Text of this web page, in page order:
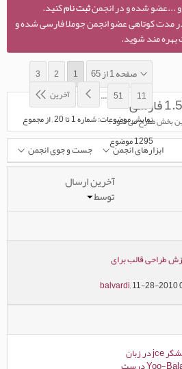
و ...عضو شده و در انجمنثبت نامکنید.
مدت کوتاهی عضو انجمن جوملا فارسی شده و
بهره مند شوید.
صفحه 1 از 65 1
2
3
11
51
...
آخرین
نمایش موضوعات: شماره 1 تا 20 , از مجموع
‍1295 موضوع
ابزارهای انجمن جست و جوی انجمن
آخرین ارسال
توسط
طراحی قالب برای
balvardi, 11-28-2010
دکمه های ویرایشگر jce در زبان